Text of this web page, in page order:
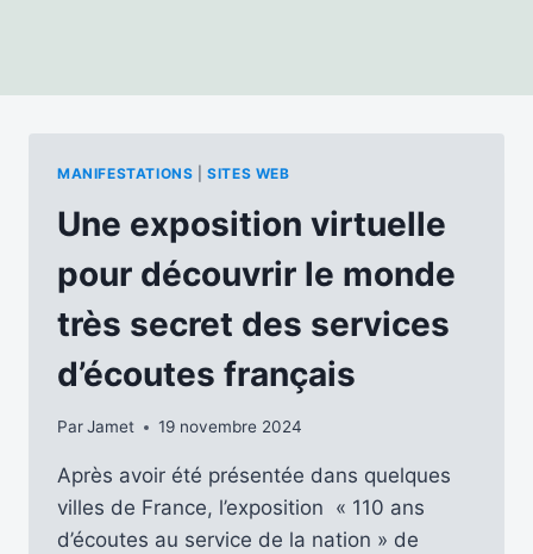
MANIFESTATIONS |SITES WEB
Une exposition virtuelle
pour découvrir le monde
très secret des services
d’écoutes français
ParJamet 19 novembre 2024
Après avoir été présentée dans quelques
villes de France, l’exposition « 110 ans
d’écoutes au service de la nation » de